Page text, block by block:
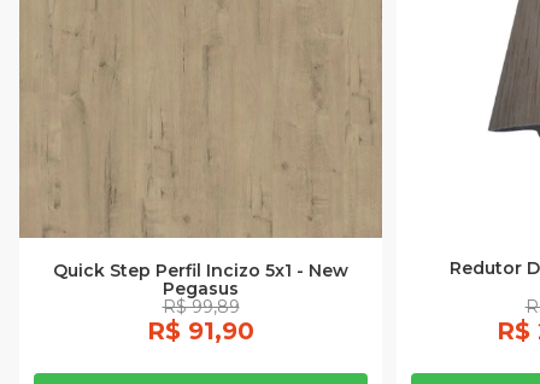
Quick Step Perfil Incizo 5x1 - New
Pegasus
R$ 99,89
R$ 91,90
Redutor
R$